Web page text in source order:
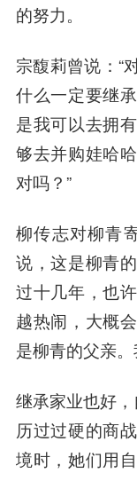
的努力。
宗馥莉曾说：“
什么一定要继
是我可以去拥
够去并购娃哈
对吗？”
柳传志对柳青
说，这是柳青
过十几年，也
越热闹，大概
是柳青的父亲
继承家业也好
历过过硬的商
境时，她们用